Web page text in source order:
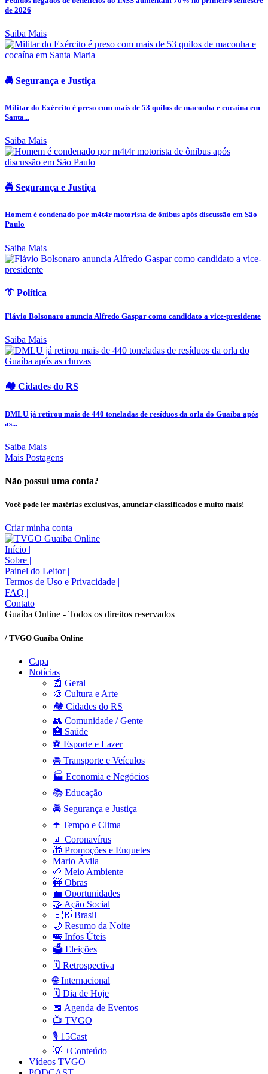
de 2026
Saiba Mais
🚔 Segurança e Justiça
Militar do Exército é preso com mais de 53 quilos de maconha e cocaína em
Santa...
Saiba Mais
🚔 Segurança e Justiça
Homem é condenado por m4t4r motorista de ônibus após discussão em São
Paulo
Saiba Mais
👔 Política
Flávio Bolsonaro anuncia Alfredo Gaspar como candidato a vice-presidente
Saiba Mais
🏘️ Cidades do RS
DMLU já retirou mais de 440 toneladas de resíduos da orla do Guaíba após
as...
Saiba Mais
Mais Postagens
Não possui uma conta?
Você pode ler matérias exclusivas, anunciar classificados e muito mais!
Criar minha conta
Início |
Sobre |
Painel do Leitor |
Termos de Uso e Privacidade |
FAQ |
Contato
Guaíba Online - Todos os direitos reservados
/ TVGO Guaíba Online
Capa
Notícias
📰 Geral
🎨 Cultura e Arte
🏘️ Cidades do RS
👥 Comunidade / Gente
🏥 Saúde
⚽ Esporte e Lazer
🚘 Transporte e Veículos
🏭 Economia e Negócios
📚 Educação
🚔 Segurança e Justiça
☂️ Tempo e Clima
💉 Coronavírus
🎁 Promoções e Enquetes
Mario Ávila
🌱 Meio Ambiente
🚧 Obras
💼 Oportunidades
🤝 Ação Social
🇧🇷 Brasil
🌙 Resumo da Noite
🚌 Infos Úteis
🗳️ Eleições
🗓️ Retrospectiva
🌐 Internacional
🗓️ Dia de Hoje
📅 Agenda de Eventos
📺 TVGO
🎙️ 15Cast
💡 +Conteúdo
Vídeos TVGO